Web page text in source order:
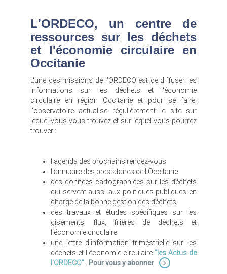
L'ORDECO, un centre de
ressources sur les déchets
et l'économie circulaire en
Occitanie
L'une des missions de l'ORDECO est de diffuser les
informations sur les déchets et l'économie
circulaire en région Occitanie et pour se faire,
l'observatoire actualise régulièrement le site sur
lequel vous vous trouvez et sur lequel vous pourrez
trouver :
l'agenda des prochains rendez-vous
l'annuaire des prestataires de l'Occitanie
des données cartographiées sur les déchets
qui servent aussi aux politiques publiques en
charge de la bonne gestion des déchets
des travaux et études spécifiques sur les
gisements, flux, filières de déchets et
l'économie circulaire
une lettre d'information trimestrielle sur les
déchets et l'économie circulaire "les Actus de
l'ORDECO"
Pour vous y abonner